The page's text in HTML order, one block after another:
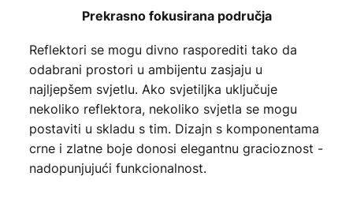
Prekrasno fokusirana područja
Reflektori se mogu divno rasporediti tako da
odabrani prostori u ambijentu zasjaju u
najljepšem svjetlu. Ako svjetiljka uključuje
nekoliko reflektora, nekoliko svjetla se mogu
postaviti u skladu s tim. Dizajn s komponentama
crne i zlatne boje donosi elegantnu gracioznost -
nadopunjujući funkcionalnost.